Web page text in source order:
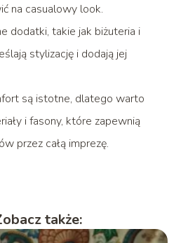
na casualowy look.
dodatki, takie jak biżuteria i
stylizację i dodają jej
są istotne, dlatego warto
i fasony, które zapewnią
przez całą imprezę.
także: